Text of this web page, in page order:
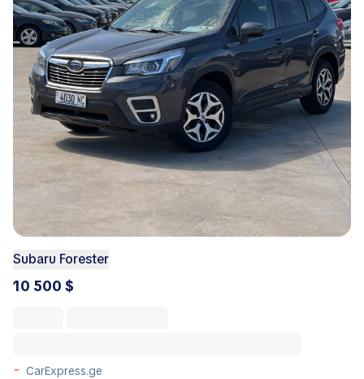
Subaru Forester
10 500 $
CarExpress.ge